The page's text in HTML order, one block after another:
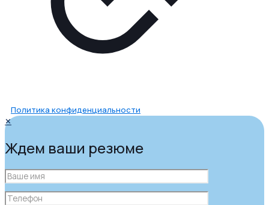
Политика конфиденциальности
✕
Ждем ваши резюме